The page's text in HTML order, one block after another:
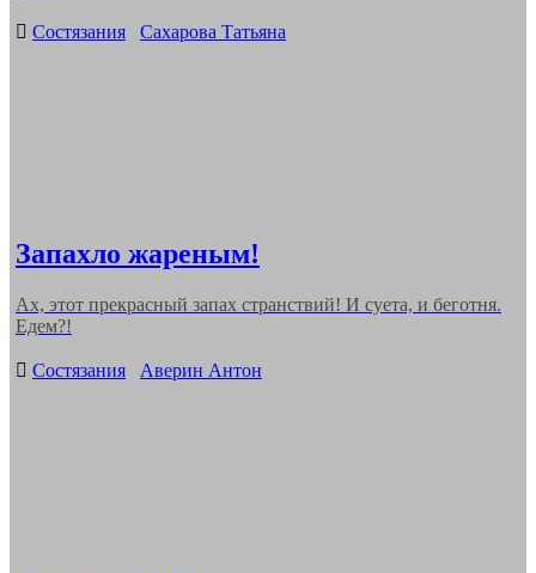
Categories
Состязания Сахарова Татьяна
Запахло жареным!
Ах, этот прекрасный запах странствий! И суета, и беготня.
Едем?!
Categories
Состязания Аверин Антон